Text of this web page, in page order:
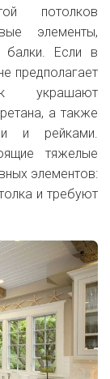
потолков
элементы,
балки. Если в
предполагает
украшают
а также
и рейками.
тяжелые
элементов:
и требуют